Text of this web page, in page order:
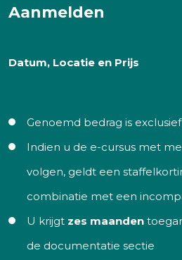
Aanmelden
Datum, Locatie en Prijs
Genoemd bedrag is exclusief
Indien u de e-cursus met
volgen, geldt een
combinatie met een
U krijgt zes maanden
de documentatie sectie